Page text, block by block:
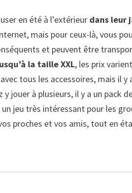
en été à l’extérieur dans leur
mais pour ceux-là, vous
et peuvent être
la taille XXL, les prix
tous les accessoires, mais il
jouer à plusieurs, il y a un pack
jeu très intéressant pour les
proches et vos amis, tout en